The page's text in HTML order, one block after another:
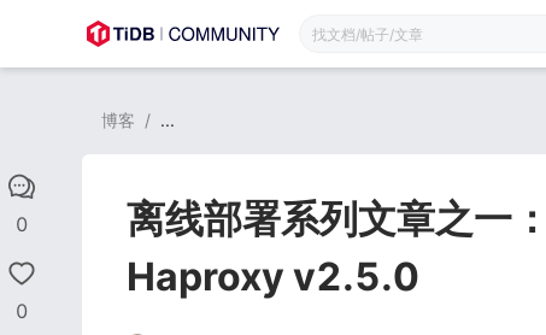
0
0
博客 / ...
离线部署系列文章之一
Haproxy v2.5.0